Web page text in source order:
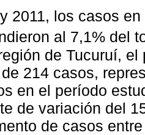
2011, los casos
al 7,1% del
de Tucuruí,
214 casos,
en el período
de variación del
de casos